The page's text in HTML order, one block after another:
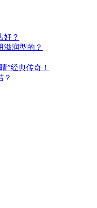
好？
滋润型的？
”经典传奇！
？